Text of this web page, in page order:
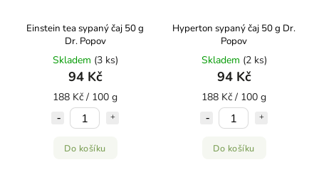
Einstein tea sypaný čaj 50 g
Dr. Popov
Skladem (3 ks)
94 Kč
188 Kč / 100 g
Do košíku
Hyperton sypaný čaj 50 g Dr.
Popov
Skladem (2 ks)
94 Kč
188 Kč / 100 g
Do košíku